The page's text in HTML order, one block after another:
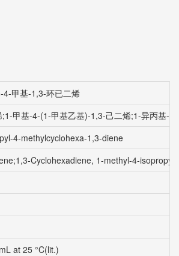
4-甲基-1,3-环已二烯
甲基-4-(1-甲基乙基)-1,3-己二烯;1-异丙基-
4-methylcyclohexa-1,3-diene
Cyclohexadiene, 1-methyl-4-
at 25 °C(lit.)